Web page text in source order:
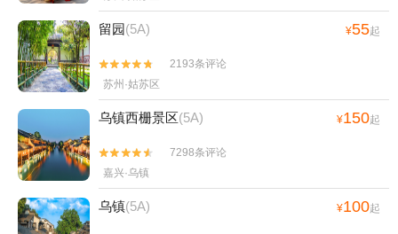
留园(5A) ¥55起


2193条评论
苏州·姑苏区
乌镇西栅景区(5A) ¥150起


7298条评论
嘉兴·乌镇
乌镇(5A) ¥100起